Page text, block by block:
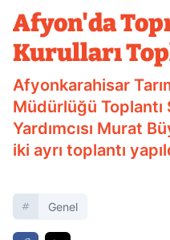
Afyon'da
Kurulları
Afyonkarahisar
Müdürlüğü Toplantı
Yardımcısı Murat
iki ayrı toplantı
Genel